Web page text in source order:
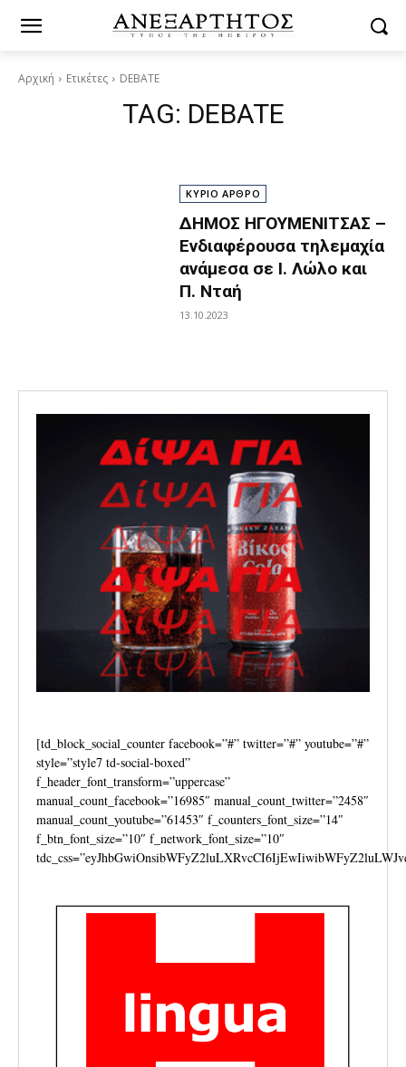
Αρχική Ετικέτες DEBATE
TAG: DEBATE
ΚΥΡΙΟ ΑΡΘΡΟ
ΔΗΜΟΣ ΗΓΟΥΜΕΝΙΤΣΑΣ –
Ενδιαφέρουσα τηλεμαχία
ανάμεσα σε Ι. Λώλο και
Π. Νταή
13.10.2023
[td_block_social_counter facebook=”#” twitter=”#” youtube=”#”
style=”style7 td-social-boxed”
f_header_font_transform=”uppercase”
manual_count_facebook=”16985″ manual_count_twitter=”2458″
manual_count_youtube=”61453″ f_counters_font_size=”14″
f_btn_font_size=”10″ f_network_font_size=”10″